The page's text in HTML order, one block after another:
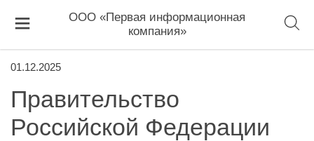
ООО «Первая информационная
компания»
01.12.2025
Правительство
Российской Федерации